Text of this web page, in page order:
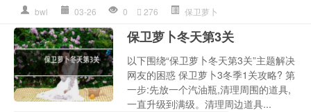
bwl 03-26 0 276 保卫萝卜
保卫萝卜冬天第3关
以下围绕“保卫萝卜冬天第3关”主题解决
网友的困惑 保卫萝卜3冬季1关攻略? 第
一步:先放一个汽油瓶,清理周围的道具,
一直升级到满级。清理周边道具...